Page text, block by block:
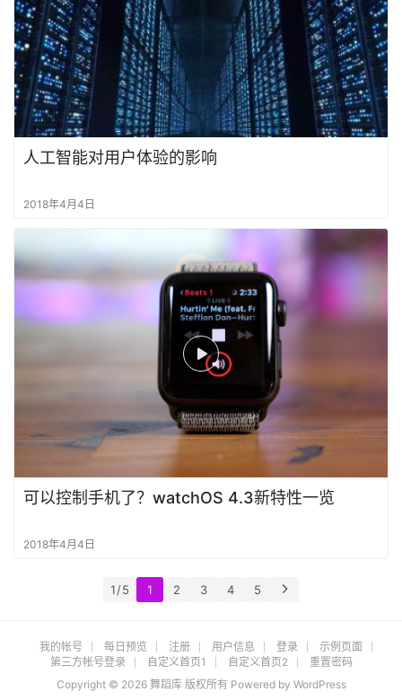
人工智能对用户体验的影响
2018年4月4日
可以控制手机了？watchOS 4.3新特性一览
2018年4月4日
1 / 5 1 2 3 4 5
我的帐号 每日预览 注册 用户信息 登录
示例页面
第三方帐号登录
自定义首页1 自定义首页2
重置密码
Copyright © 2026 舞蹈库 版权所有 Powered by WordPress